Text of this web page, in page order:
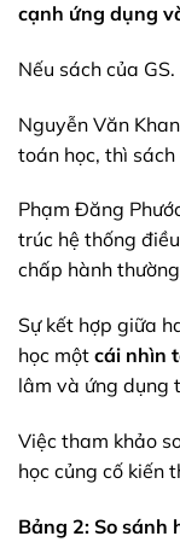
cạnh ứng dụng
Nếu sách của GS.
Nguyễn Văn
toán học, thì sách
Phạm Đăng
trúc hệ thống
chấp hành
Sự kết hợp giữa
học một cái nhìn
lâm và ứng dụng
Việc tham khảo
học củng cố kiến
Bảng 2: So sánh